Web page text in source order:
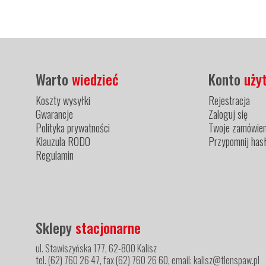
Wartowiedzieć
Koszty wysyłki
Gwarancje
Polityka prywatności
Klauzula RODO
Regulamin
Konto
Rejestracja
Zaloguj się
Twoje
Przypomnij
Sklepystacjonarne
ul. Stawiszyńska 177, 62-800 Kalisz
tel. (62) 760 26 47, fax (62) 760 26 60, email: kalisz@tlenspaw.pl